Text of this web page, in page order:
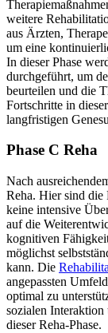
weitere
aus Ärzten,
um eine
In dieser Phase
durchgeführt, um
beurteilen und die
Fortschritte in
langfristigen
Phase C Reha
Nach
Reha. Hier sind die
keine intensive
auf die
kognitiven
möglichst
kann. Die
angepassten
optimal zu
sozialen Interaktion
dieser Reha-Phase.